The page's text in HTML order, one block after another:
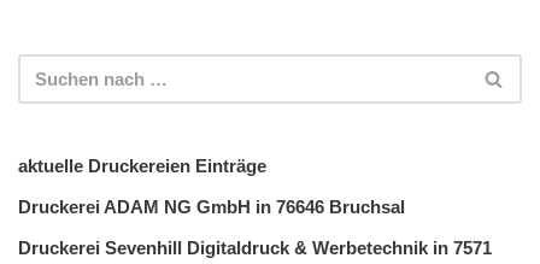
aktuelle Druckereien Einträge
Druckerei ADAM NG GmbH in 76646 Bruchsal
Druckerei Sevenhill Digitaldruck & Werbetechnik in 7571